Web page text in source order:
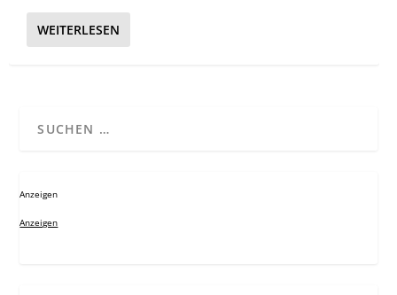
WEITERLESEN
Anzeigen
Anzeigen